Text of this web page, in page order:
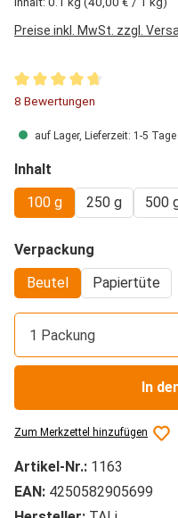
Preise inkl. MwSt. zzgl.
Durchschnittliche
8 Bewertungen
auf Lager, Lieferzeit: 1-5 Tage
Inhalt
100 g
250 g 500
Verpackung
Beutel
Papiertüte
1 Packung
In
Zum Merkzettel hinzufügen
Artikel-Nr.: 1163
EAN: 4250582905699